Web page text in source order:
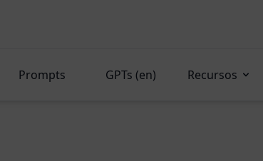
Prompts GPTs (en) Recursos